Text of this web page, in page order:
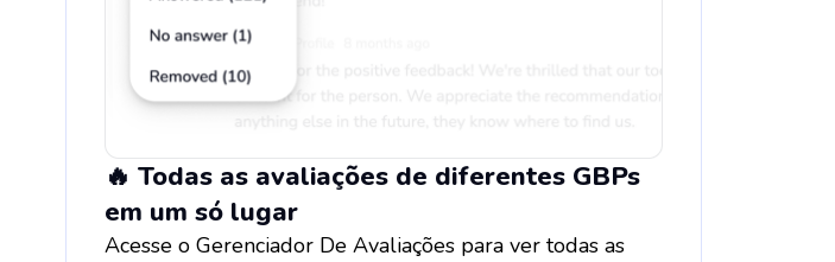
🔥 Todas as avaliações de diferentes GBPs
em um só lugar
Acesse o Gerenciador De Avaliações para ver todas as